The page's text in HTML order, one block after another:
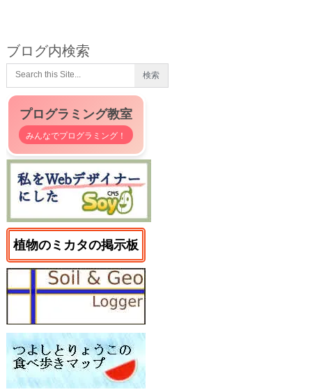
ブログ内検索
プログラミング教室
みんなでプログラミング！
植物のミカタの掲示板